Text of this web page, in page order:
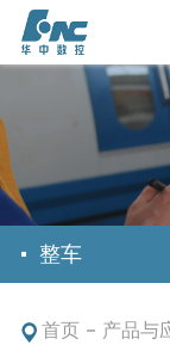
首页
关于我们
整车
首页 产品与